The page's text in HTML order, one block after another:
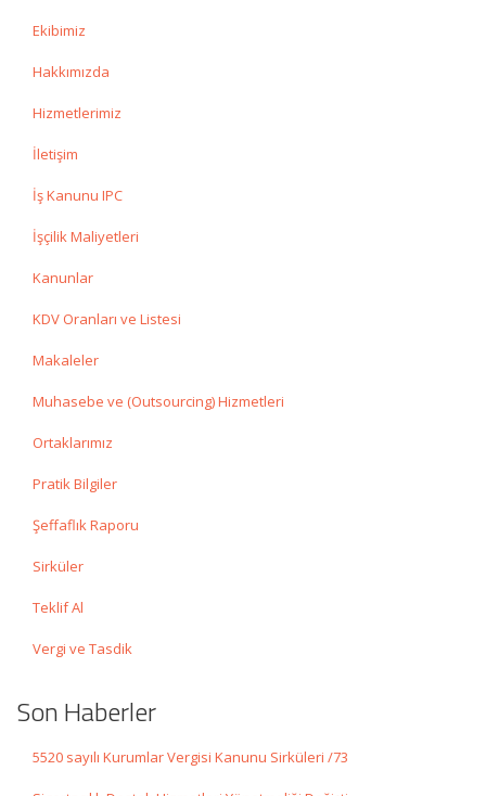
Ekibimiz
Hakkımızda
Hizmetlerimiz
İletişim
İş Kanunu IPC
İşçilik Maliyetleri
Kanunlar
KDV Oranları ve Listesi
Makaleler
Muhasebe ve (Outsourcing) Hizmetleri
Ortaklarımız
Pratik Bilgiler
Şeffaflık Raporu
Sirküler
Teklif Al
Vergi ve Tasdik
Son Haberler
5520 sayılı Kurumlar Vergisi Kanunu Sirküleri /73